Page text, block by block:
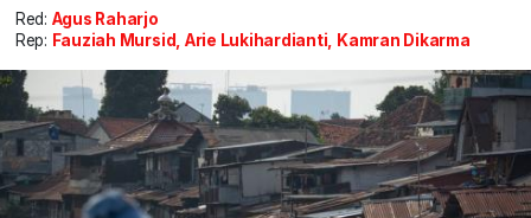
Red: Agus Raharjo
Rep: Fauziah Mursid, Arie Lukihardianti, Kamran Dikarma